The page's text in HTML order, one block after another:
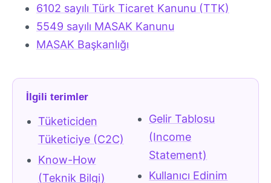
6102 sayılı Türk Ticaret Kanunu (TTK)
5549 sayılı MASAK Kanunu
MASAK Başkanlığı
İlgili terimler
Tüketiciden
Tüketiciye (C2C)
Know-How
(Teknik Bilgi)
Gelir Tablosu
(Income
Statement)
Kullanıcı Edinim